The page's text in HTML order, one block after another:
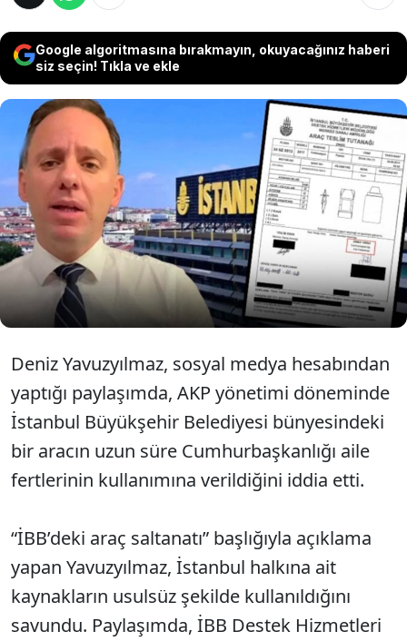
Google algoritmasına bırakmayın, okuyacağınız haberi
siz seçin! Tıkla ve ekle
Deniz Yavuzyılmaz, AKP döneminde İstanbul
Büyükşehir Belediyesi’ne ait bir aracın 660
gün boyunca “Cumhurbaşkanlığı aile
fertleri”ne tahsis edildiğini öne sürdü.
Yavuzyılmaz, konuya ilişkin resmi belge
paylaştı
Deniz Yavuzyılmaz, sosyal medya hesabından
yaptığı paylaşımda, AKP yönetimi döneminde
İstanbul Büyükşehir Belediyesi bünyesindeki
bir aracın uzun süre Cumhurbaşkanlığı aile
fertlerinin kullanımına verildiğini iddia etti.
“İBB’deki araç saltanatı” başlığıyla açıklama
yapan Yavuzyılmaz, İstanbul halkına ait
kaynakların usulsüz şekilde kullanıldığını
savundu. Paylaşımda, İBB Destek Hizmetleri